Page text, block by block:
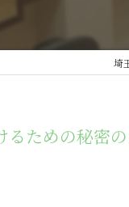
埼
ための秘密